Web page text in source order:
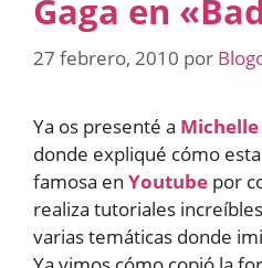
Gaga en
27 febrero, 2010 por
Ya os presenté a Michelle
donde expliqué cómo
famosa en Youtube por
realiza tutoriales
varias temáticas donde